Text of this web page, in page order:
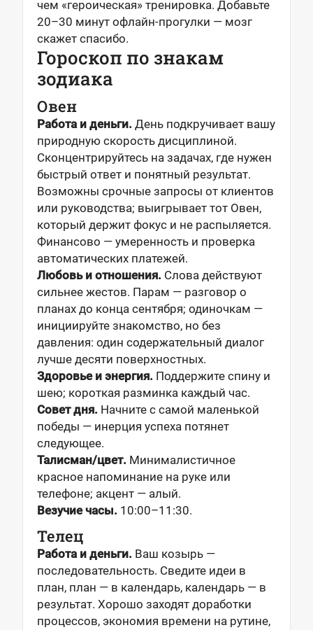
чем «героическая» тренировка. Добавьте
20–30 минут офлайн-прогулки — мозг
скажет спасибо.
Гороскоп по знакам
зодиака
Овен
Работа и деньги. День подкручивает вашу
природную скорость дисциплиной.
Сконцентрируйтесь на задачах, где нужен
быстрый ответ и понятный результат.
Возможны срочные запросы от клиентов
или руководства; выигрывает тот Овен,
который держит фокус и не распыляется.
Финансово — умеренность и проверка
автоматических платежей.
Любовь и отношения. Слова действуют
сильнее жестов. Парам — разговор о
планах до конца сентября; одиночкам —
инициируйте знакомство, но без
давления: один содержательный диалог
лучше десяти поверхностных.
Здоровье и энергия. Поддержите спину и
шею; короткая разминка каждый час.
Совет дня. Начните с самой маленькой
победы — инерция успеха потянет
следующее.
Талисман/цвет. Минималистичное
красное напоминание на руке или
телефоне; акцент — алый.
Везучие часы. 10:00–11:30.
Телец
Работа и деньги. Ваш козырь —
последовательность. Сведите идеи в
план, план — в календарь, календарь — в
результат. Хорошо заходят доработки
процессов, экономия времени на рутине,